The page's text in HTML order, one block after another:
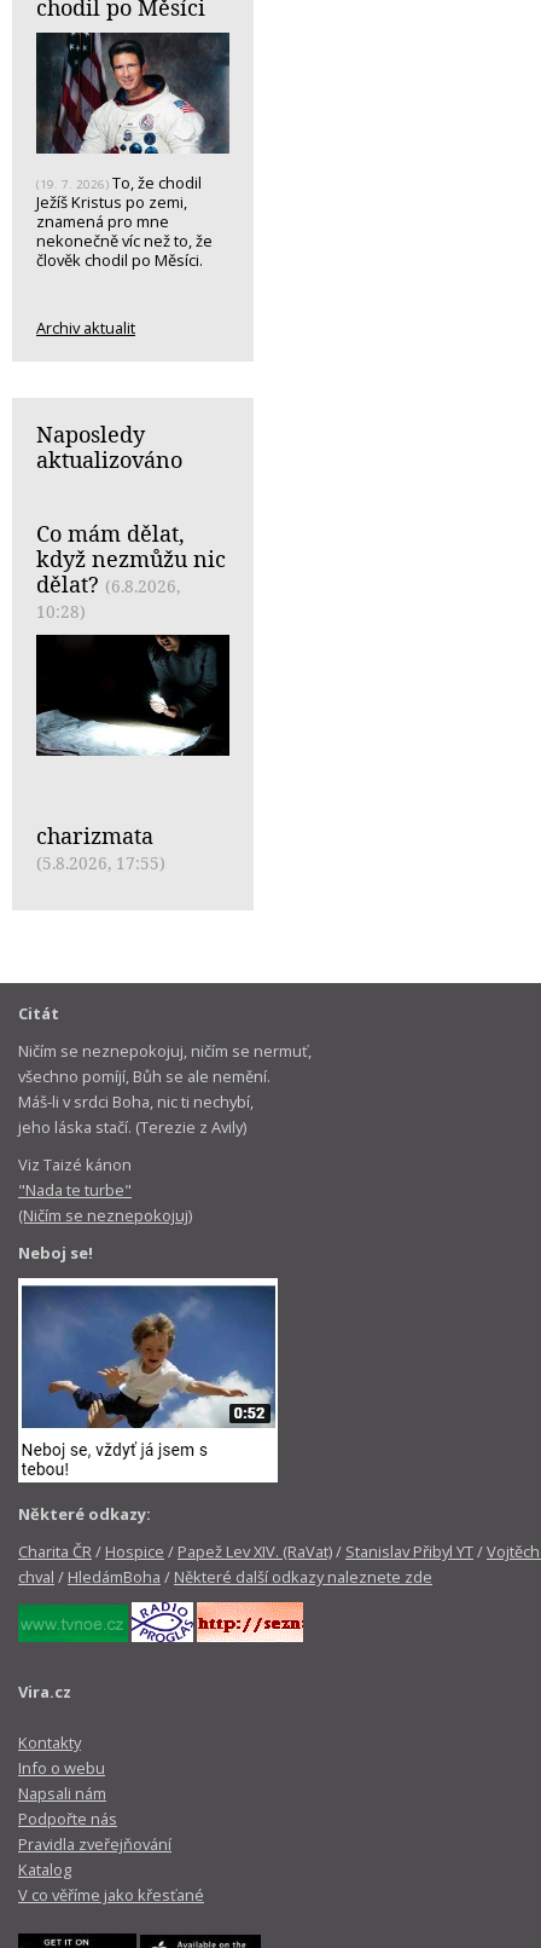
chodil po Měsíci
(19. 7. 2026) To, že chodil
Ježíš Kristus po zemi,
znamená pro mne
nekonečně víc než to, že
člověk chodil po Měsíci.
Archiv aktualit
Naposledy
aktualizováno
Co mám dělat,
když nezmůžu nic
dělat? (6.8.2026,
10:28)
charizmata
(5.8.2026, 17:55)
Citát
Ničím se neznepokojuj, ničím se nermuť,
všechno pomíjí, Bůh se ale nemění.
Máš-li v srdci Boha, nic ti nechybí,
jeho láska stačí. (Terezie z Avily)
Viz Taizé kánon
"Nada te turbe"
(Ničím se neznepokojuj)
Neboj se!
Některé odkazy:
Charita ČR/ Hospice / Papež Lev XIV. (RaVat)/ Stanislav Přibyl YT/
chval / HledámBoha / Některé další odkazy naleznete zde
Vira.cz
Kontakty
Info o webu
Napsali nám
Podpořte nás
Pravidla zveřejňování
Katalog
V co věříme jako křesťané